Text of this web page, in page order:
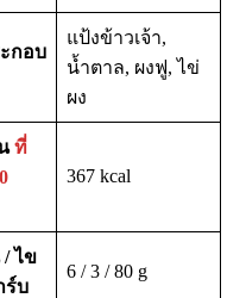
กอบ
แป้งข้าวเจ้า,
น้ำตาล, ผงฟู, ไข่
ผง
ที่
367 kcal
ไข
ร์บ
6 / 3 / 80 g